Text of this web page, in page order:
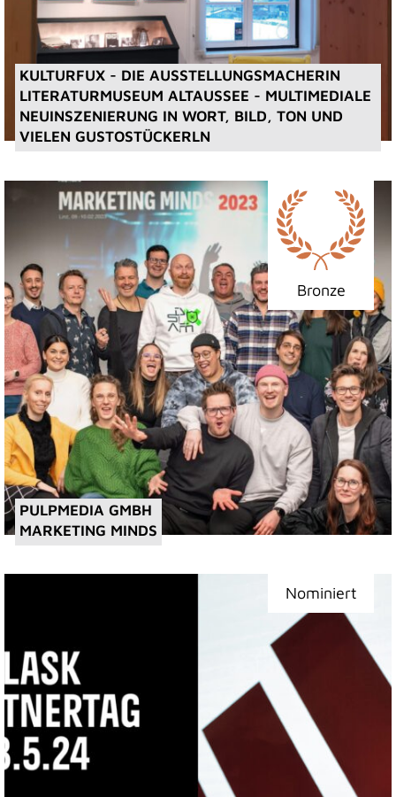
KULTURFUX - DIE AUSSTELLUNGSMACHERIN
LITERATURMUSEUM ALTAUSSEE - MULTIMEDIALE
NEUINSZENIERUNG IN WORT, BILD, TON UND
VIELEN GUSTOSTÜCKERLN
Bronze
PULPMEDIA GMBH
MARKETING MINDS
Nominiert